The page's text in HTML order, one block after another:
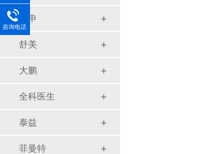
三申
舒美
大鹏
全科医生
泰益
菲曼特
咨询电话